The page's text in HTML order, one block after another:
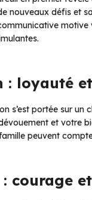
nouveaux défis et
motive
: loyauté
s’est portée sur
et votre
peuvent
courage